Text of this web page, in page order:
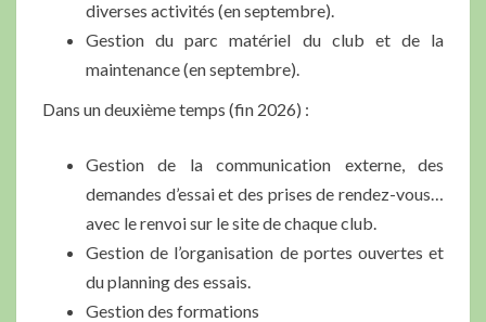
diverses activités (en septembre).
Gestion du parc matériel du club et de la
maintenance (en septembre).
Dans un deuxième temps (fin 2026) :
Gestion de la communication externe, des
demandes d’essai et des prises de rendez-vous…
avec le renvoi sur le site de chaque club.
Gestion de l’organisation de portes ouvertes et
du planning des essais.
Gestion des formations